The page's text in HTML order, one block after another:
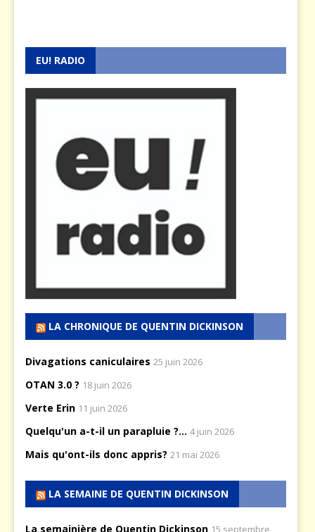
EU! RADIO
LA CHRONIQUE DE QUENTIN DICKINSON
Divagations caniculaires 25 juin 2026
OTAN 3.0 ? 18 juin 2026
Verte Erin 11 juin 2026
Quelqu'un a-t-il un parapluie ?... 4 juin 2026
Mais qu'ont-ils donc appris? 21 mai 2026
LA SEMAINE DE QUENTIN DICKINSON
La semainière de Quentin Dickinson 15 septembre